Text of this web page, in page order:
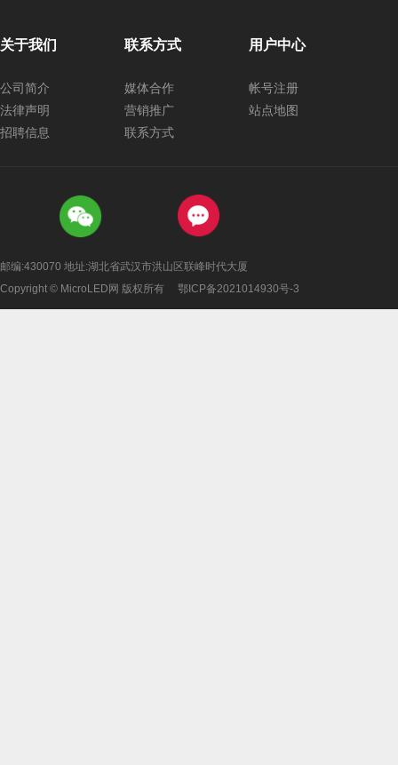
关于我们
公司简介
法律声明
招聘信息
联系方式
媒体合作
营销推广
联系方式
用户中心
帐号注册
站点地图
邮编:430070 地址:湖北省武汉市洪山区联峰时代大厦
Copyright © MicroLED网 版权所有 鄂ICP备2021014930号-3